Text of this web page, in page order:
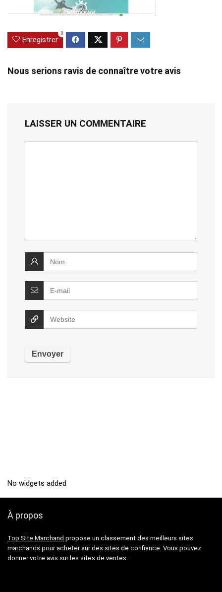
Enregistrer
0
Nous serions ravis de connaître votre avis
LAISSER UN COMMENTAIRE
No widgets added
À propos
Top Site Marchand propose un classement des meilleurs sites
marchands pour acheter sur des sites de confiance. Vous pouvez
donner votre avis sur les sites de ventes.